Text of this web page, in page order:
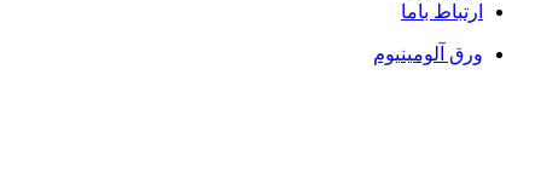
ارتباط باما
ورق آلومینیوم